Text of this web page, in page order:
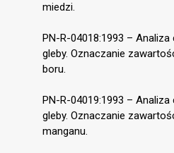
miedzi.
PN-R-04018:1993 –
gleby. Oznaczanie
boru.
PN-R-04019:1993 –
gleby. Oznaczanie
manganu.